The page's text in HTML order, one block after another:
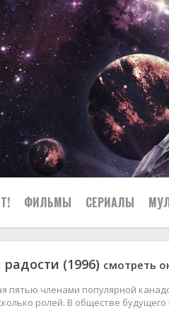
ФИЛЬМЫ СЕРИАЛЫ
(1996) смотреть
пятью членами популярной
ролей. В обществе